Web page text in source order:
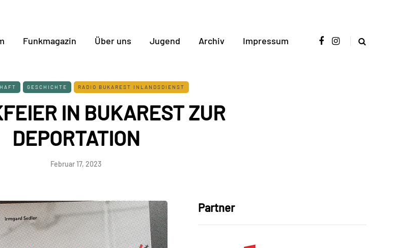
Funkmagazin Über uns Jugend Archiv Impressum
GESCHICHTE RADIO BUKAREST INLANDSDIENST
IN BUKAREST ZUR
DEPORTATION
Februar 17, 2023
Partner